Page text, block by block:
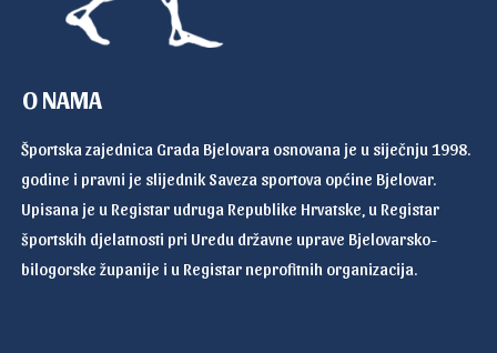
O NAMA
Športska zajednica Grada Bjelovara osnovana je u siječnju 1998.
godine i pravni je slijednik Saveza sportova općine Bjelovar.
Upisana je u Registar udruga Republike Hrvatske, u Registar
športskih djelatnosti pri Uredu državne uprave Bjelovarsko-
bilogorske županije i u Registar neprofitnih organizacija.